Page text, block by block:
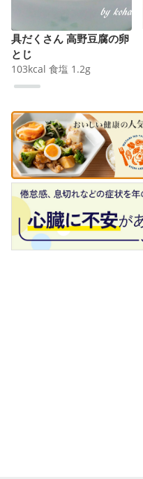
具だくさん 高野豆腐の卵
とじ
103kcal 食塩 1.2g